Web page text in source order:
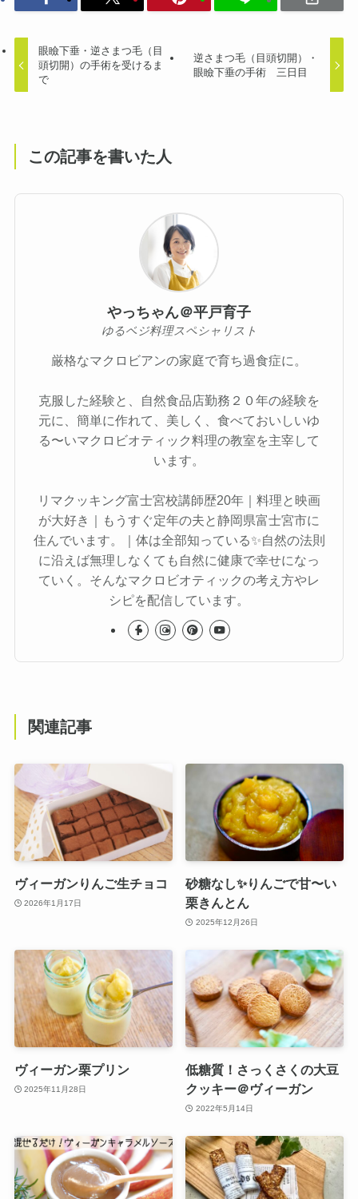
眼瞼下垂・逆さまつ毛（目
頭切開）の手術を受けるま
で
逆さまつ毛（目頭切開）・
眼瞼下垂の手術 三日目
この記事を書いた人
やっちゃん＠平戸育子
ゆるベジ料理スペシャリスト
厳格なマクロビアンの家庭で育ち過食症に。
克服した経験と、自然食品店勤務２０年の経験を
元に、簡単に作れて、美しく、食べておいしいゆ
る〜いマクロビオティック料理の教室を主宰して
います。
リマクッキング富士宮校講師歴20年｜料理と映画
が大好き｜もうすぐ定年の夫と静岡県富士宮市に
住んでいます。｜体は全部知っている✨自然の法則
に沿えば無理しなくても自然に健康で幸せになっ
ていく。そんなマクロビオティックの考え方やレ
シピを配信しています。
関連記事
ヴィーガンりんご生チョコ
2026年1月17日
砂糖なし✨りんごで甘〜い
栗きんとん
2025年12月26日
ヴィーガン栗プリン
2025年11月28日
低糖質！さっくさくの大豆
クッキー＠ヴィーガン
2022年5月14日